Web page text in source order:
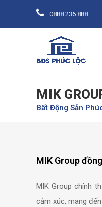
0888.236.888
MIK
Bất Động Sản
MIK Group
MIK Group chính
cảm xúc, mang